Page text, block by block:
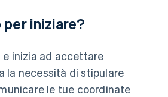
iniziare?
e inizia ad accettare
la necessità di stipulare
le tue coordinate